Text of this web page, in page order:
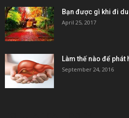
Bạn được gì khi đi
April 25, 2017
Làm thế nào để phát
September 24, 2016